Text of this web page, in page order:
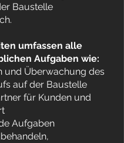
Baustelle
umfassen alle
Aufgaben wie:
und Überwachung des
auf der Baustelle
für Kunden und
Aufgaben